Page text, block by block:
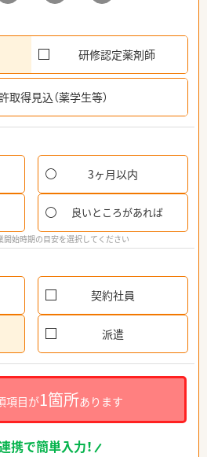
研修認定薬剤師
取得見込（薬学生等）
3ヶ月以内
良いところがあれば
始時期の目安を選択してください
契約社員
派遣
項目が1箇所あります
携で簡単入力！